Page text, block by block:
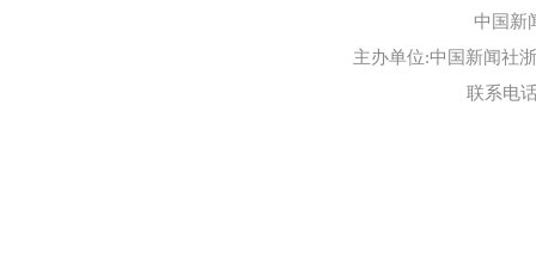
中国新
主办单位:中国新闻社
联系电